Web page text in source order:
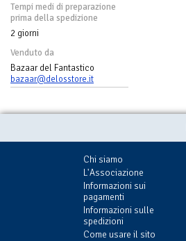
Tempi medi di preparazione
prima della spedizione
2 giorni
Venduto da
Bazaar del Fantastico
bazaar@delosstore.it
Chi siamo
L'Associazione
Informazioni sui
pagamenti
Informazioni sulle
spedizioni
Come usare il sito